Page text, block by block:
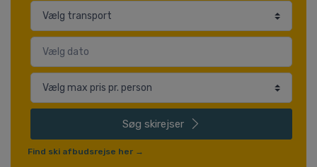
Søg skirejser
Find ski afbudsrejse her →